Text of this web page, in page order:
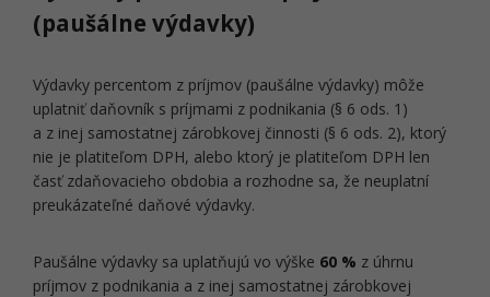
(paušálne výdavky)
Výdavky percentom z príjmov (paušálne výdavky) môže
uplatniť daňovník s príjmami z podnikania (§ 6 ods. 1)
a z inej samostatnej zárobkovej činnosti (§ 6 ods. 2), ktorý
nie je platiteľom DPH, alebo ktorý je platiteľom DPH len
časť zdaňovacieho obdobia a rozhodne sa, že neuplatní
preukázateľné daňové výdavky.
Paušálne výdavky sa uplatňujú vo výške 60 % z úhrnu
príjmov z podnikania a z inej samostatnej zárobkovej